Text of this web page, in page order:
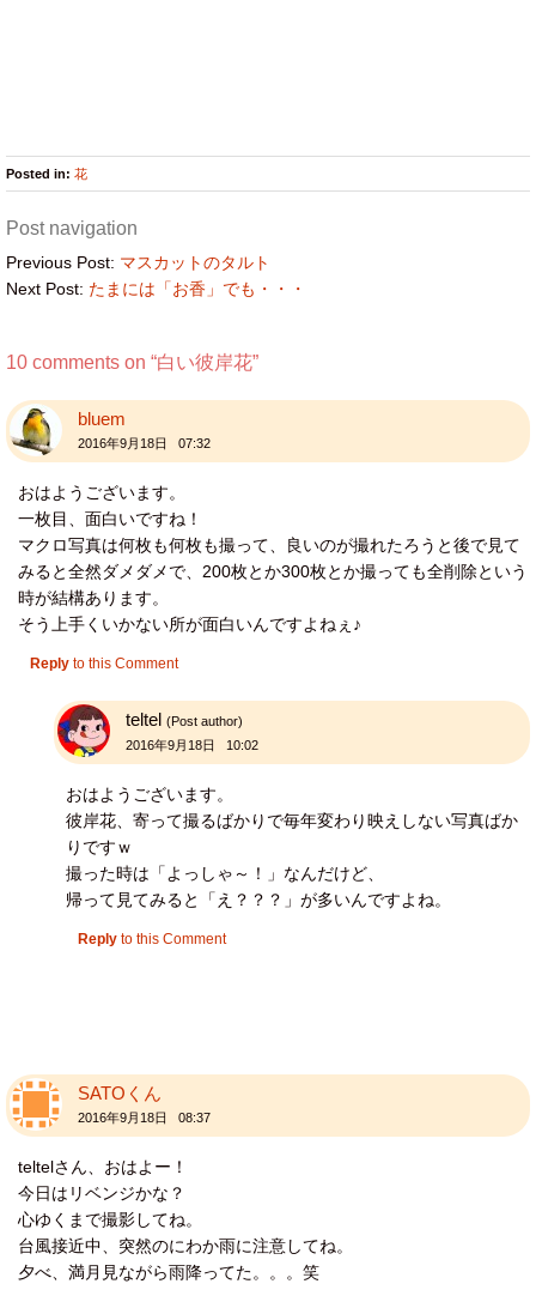
Posted in: 花
Post navigation
Previous Post: マスカットのタルト
Next Post: たまには「お香」でも・・・
10 comments on “白い彼岸花”
bluem
2016年9月18日 07:32
おはようございます。
一枚目、面白いですね！
マクロ写真は何枚も何枚も撮って、良いのが撮れたろうと後で見て
みると全然ダメダメで、200枚とか300枚とか撮っても全削除という
時が結構あります。
そう上手くいかない所が面白いんですよねぇ♪
Reply to this Comment
teltel (Post author)
2016年9月18日 10:02
おはようございます。
彼岸花、寄って撮るばかりで毎年変わり映えしない写真ばか
りですｗ
撮った時は「よっしゃ～！」なんだけど、
帰って見てみると「え？？？」が多いんですよね。
Reply to this Comment
SATOくん
2016年9月18日 08:37
teltelさん、おはよー！
今日はリベンジかな？
心ゆくまで撮影してね。
台風接近中、突然のにわか雨に注意してね。
夕べ、満月見ながら雨降ってた。。。笑